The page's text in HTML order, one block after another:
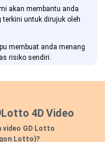
akan membantu anda
terkini untuk dirujuk oleh
membuat anda menang
risiko sendiri.
4D Video
video GD Lotto
Lotto)?